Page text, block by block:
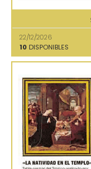
22/12/2026
10 DISPONIBLES